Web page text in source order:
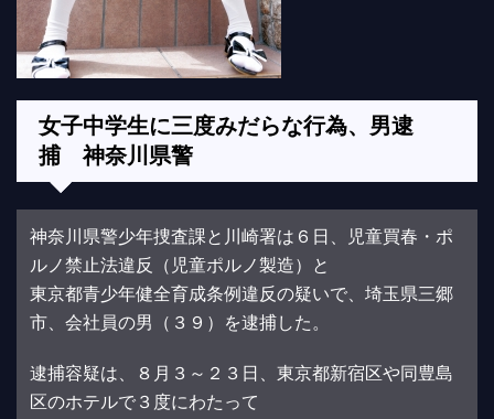
女子中学生に三度みだらな行為、男逮
捕 神奈川県警
神奈川県警少年捜査課と川崎署は６日、児童買春・ポ
ルノ禁止法違反（児童ポルノ製造）と
東京都青少年健全育成条例違反の疑いで、埼玉県三郷
市、会社員の男（３９）を逮捕した。
逮捕容疑は、８月３～２３日、東京都新宿区や同豊島
区のホテルで３度にわたって